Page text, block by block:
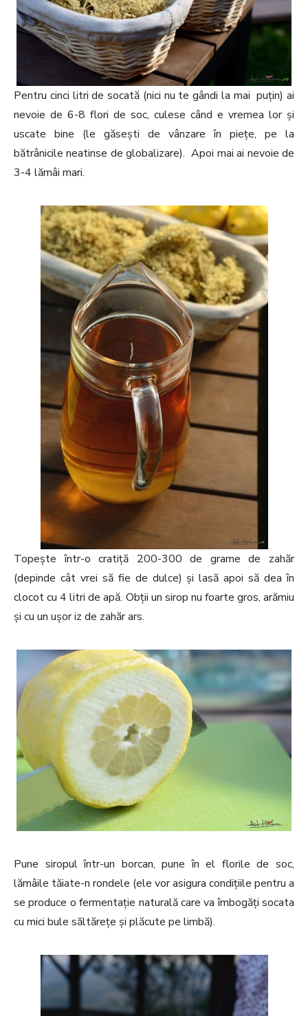
Pentru cinci litri de socată (nici nu te gândi la mai puțin) ai
nevoie de 6-8 flori de soc, culese când e vremea lor și
uscate bine (le găsești de vânzare în piețe, pe la
bătrânicile neatinse de globalizare). Apoi mai ai nevoie de
3-4 lămâi mari.
Topește într-o cratiță 200-300 de grame de zahăr
(depinde cât vrei să fie de dulce) și lasă apoi să dea în
clocot cu 4 litri de apă. Obții un sirop nu foarte gros, arămiu
și cu un ușor iz de zahăr ars.
Pune siropul într-un borcan, pune în el florile de soc,
lămâile tăiate-n rondele (ele vor asigura condițiile pentru a
se produce o fermentație naturală care va îmbogăți socata
cu mici bule săltărețe și plăcute pe limbă).